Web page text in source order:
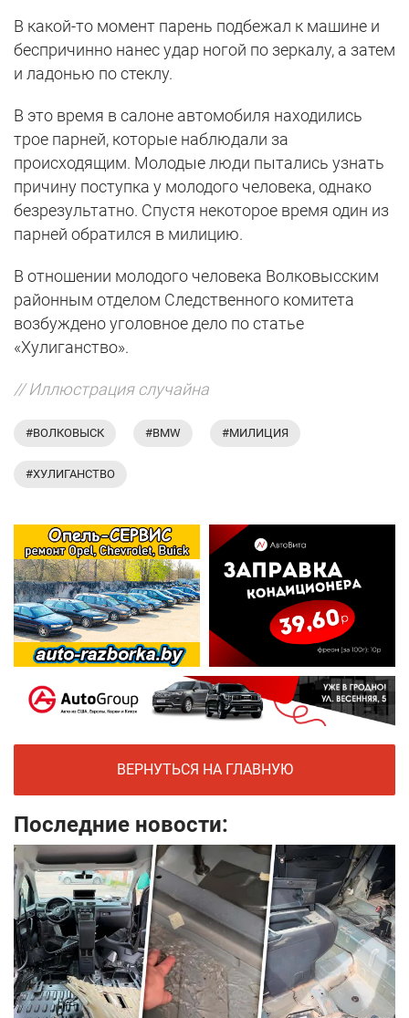
В какой-то момент парень подбежал к машине и
беспричинно нанес удар ногой по зеркалу, а затем
и ладонью по стеклу.
В это время в салоне автомобиля находились
трое парней, которые наблюдали за
происходящим. Молодые люди пытались узнать
причину поступка у молодого человека, однако
безрезультатно. Спустя некоторое время один из
парней обратился в милицию.
В отношении молодого человека Волковысским
районным отделом Следственного комитета
возбуждено уголовное дело по статье
«Хулиганство».
// Иллюстрация случайна
#ВОЛКОВЫСК #BMW #МИЛИЦИЯ
#ХУЛИГАНСТВО
ВЕРНУТЬСЯ НА ГЛАВНУЮ
Последние новости: